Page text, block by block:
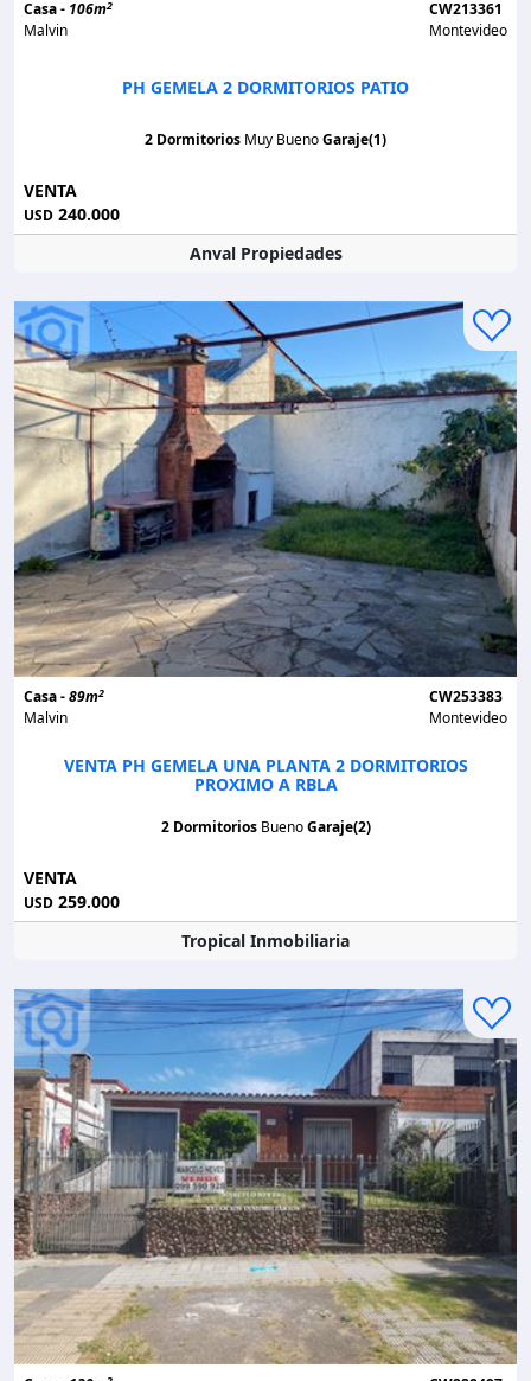
Casa - 106m2
Malvin
CW213361
Montevideo
PH GEMELA 2 DORMITORIOS PATIO
2 Dormitorios Muy BuenoGaraje(1)
VENTA
USD 240.000
Anval Propiedades
Casa -89m2
Malvin
CW253383
Montevideo
VENTA PH GEMELA UNA PLANTA 2 DORMITORIOS
PROXIMO A RBLA
2 Dormitorios BuenoGaraje(2)
VENTA
USD 259.000
Tropical Inmobiliaria